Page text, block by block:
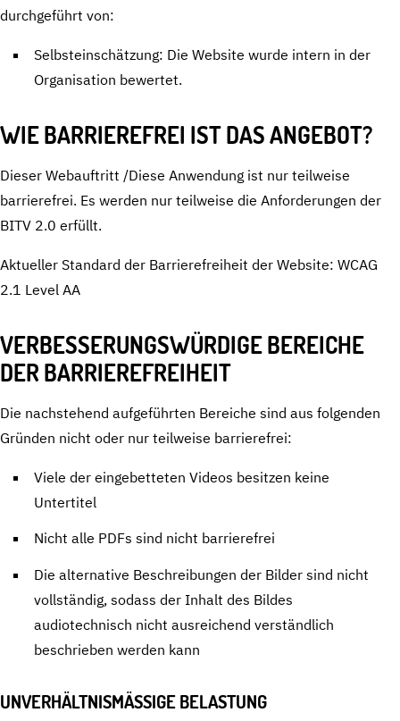
durchgeführt von:
Selbsteinschätzung: Die Website wurde intern in der
Organisation bewertet.
WIE BARRIEREFREI IST DAS ANGEBOT?
Dieser Webauftritt /Diese Anwendung ist nur teilweise
barrierefrei. Es werden nur teilweise die Anforderungen der
BITV 2.0 erfüllt.
Aktueller Standard der Barrierefreiheit der Website: WCAG
2.1 Level AA
VERBESSERUNGSWÜRDIGE BEREICHE
DER BARRIEREFREIHEIT
Die nachstehend aufgeführten Bereiche sind aus folgenden
Gründen nicht oder nur teilweise barrierefrei:
Viele der eingebetteten Videos besitzen keine
Untertitel
Nicht alle PDFs sind nicht barrierefrei
Die alternative Beschreibungen der Bilder sind nicht
vollständig, sodass der Inhalt des Bildes
audiotechnisch nicht ausreichend verständlich
beschrieben werden kann
UNVERHÄLTNISMÄSSIGE BELASTUNG